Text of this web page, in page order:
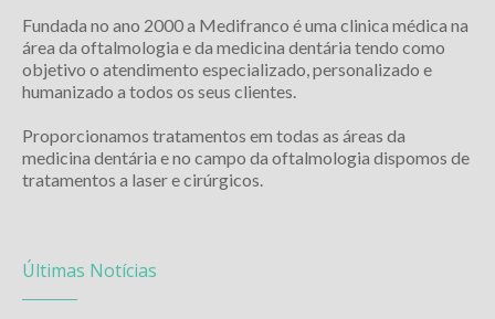
Fundada no ano 2000 a Medifranco é uma clinica médica na
área da oftalmologia e da medicina dentária tendo como
objetivo o atendimento especializado, personalizado e
humanizado a todos os seus clientes.
Proporcionamos tratamentos em todas as áreas da
medicina dentária e no campo da oftalmologia dispomos de
tratamentos a laser e cirúrgicos.
Últimas Notícias